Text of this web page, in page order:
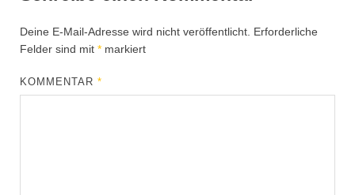
Deine E-Mail-Adresse wird nicht veröffentlicht. Erforderliche
Felder sind mit * markiert
KOMMENTAR*